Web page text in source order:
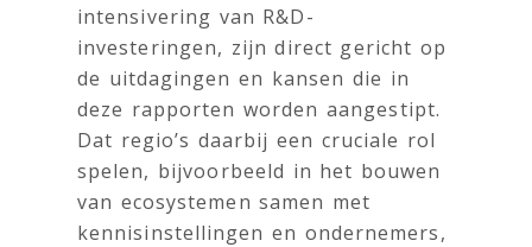
intensivering van R&D-
investeringen, zijn direct gericht op
de uitdagingen en kansen die in
deze rapporten worden aangestipt.
Dat regio’s daarbij een cruciale rol
spelen, bijvoorbeeld in het bouwen
van ecosystemen samen met
kennisinstellingen en ondernemers,